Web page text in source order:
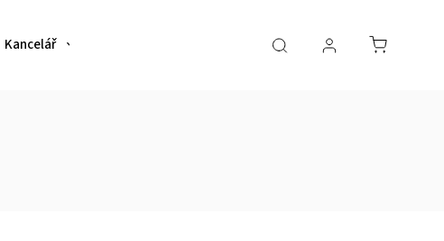
Kancelář Předsíň Restaurační